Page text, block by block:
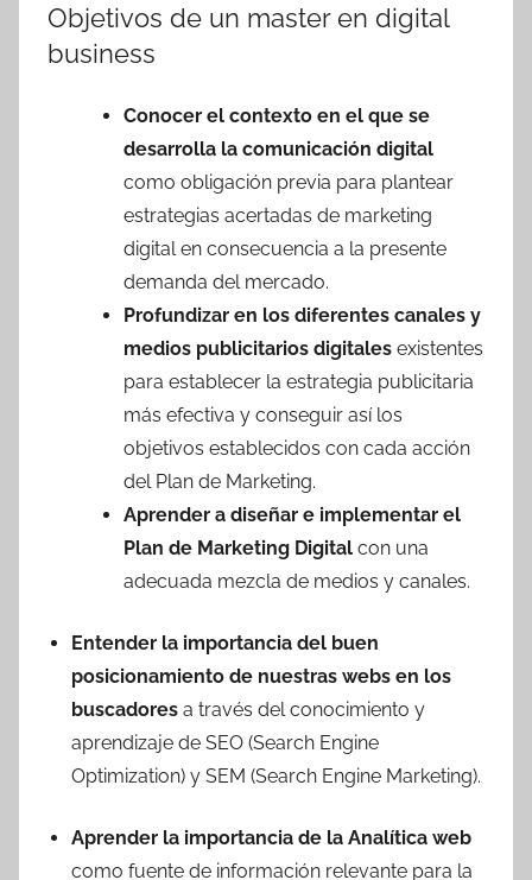
Objetivos de un master en digital
business
Conocer el contexto en el que se
desarrolla la comunicación digital
como obligación previa para plantear
estrategias acertadas de marketing
digital en consecuencia a la presente
demanda del mercado.
Profundizar en los diferentes canales y
medios publicitarios digitales existentes
para establecer la estrategia publicitaria
más efectiva y conseguir así los
objetivos establecidos con cada acción
del Plan de Marketing.
Aprender a diseñar e implementar el
Plan de Marketing Digital con una
adecuada mezcla de medios y canales.
Entender la importancia del buen
posicionamiento de nuestras webs en los
buscadores a través del conocimiento y
aprendizaje de SEO (Search Engine
Optimization) y SEM (Search Engine Marketing).
Aprender la importancia de la Analítica web
como fuente de información relevante para la